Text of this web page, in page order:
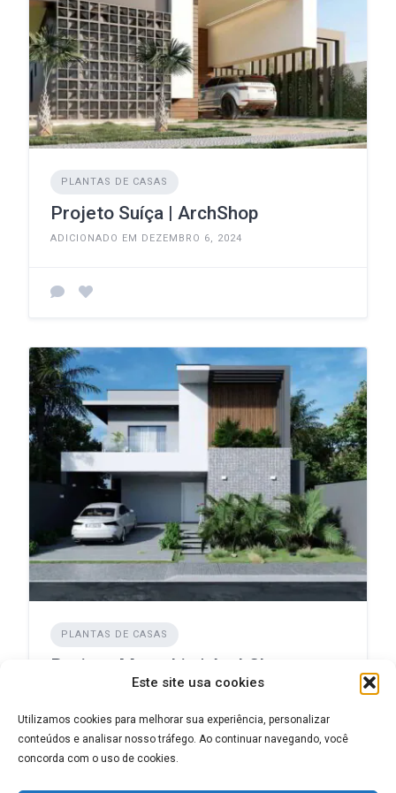
Este site usa cookies
Utilizamos cookies para melhorar sua experiência, personalizar
conteúdos e analisar nosso tráfego. Ao continuar navegando, você
concorda com o uso de cookies.
PLANTAS DE CASAS
Projeto Suíça | ArchShop
ADICIONADO EM DEZEMBRO 6, 2024
PLANTAS DE CASAS
Projeto Memphis | ArchShop
ADICIONADO EM DEZEMBRO 6, 2024